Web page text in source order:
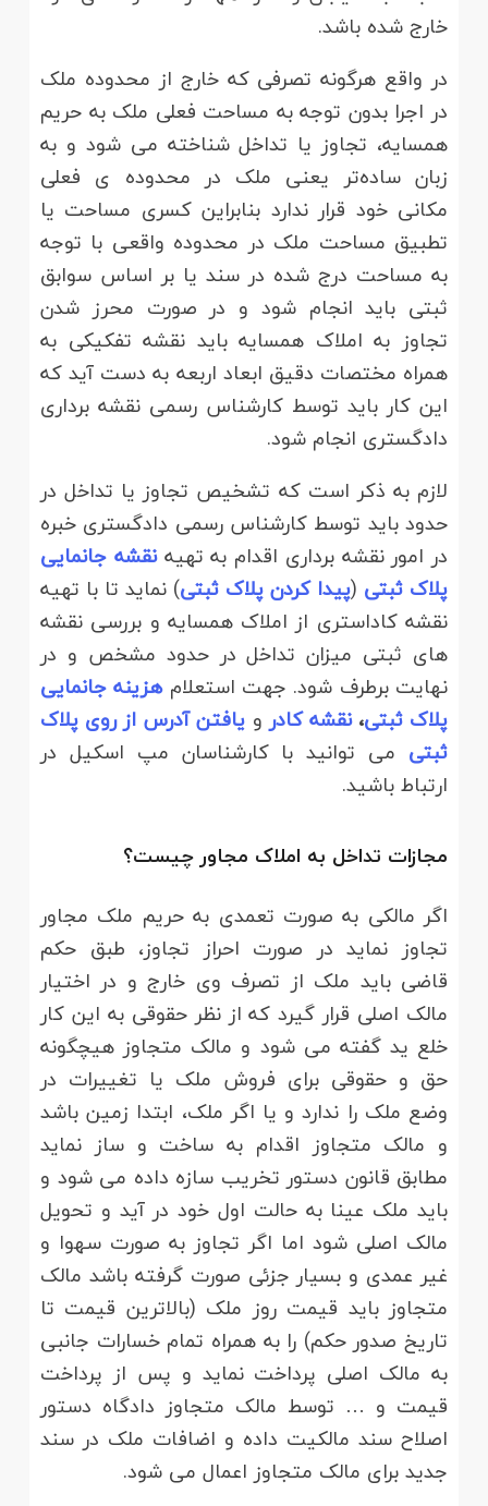
خارج شده باشد.
در واقع هرگونه تصرفی که خارج از محدوده ملک
در اجرا بدون توجه به مساحت فعلی ملک به حریم
همسایه، تجاوز یا تداخل شناخته می شود و به
زبان ساده‌تر یعنی ملک در محدوده ی فعلی
مکانی خود قرار ندارد بنابراین کسری مساحت یا
تطبیق مساحت ملک در محدوده واقعی با توجه
به مساحت درج شده در سند یا بر اساس سوابق
ثبتی باید انجام شود و در صورت محرز شدن
تجاوز به املاک همسایه باید نقشه تفکیکی به
همراه مختصات دقیق ابعاد اربعه به دست آید که
این کار باید توسط کارشناس رسمی نقشه برداری
دادگستری انجام شود.
لازم به ذکر است که تشخیص تجاوز یا تداخل در
حدود باید توسط کارشناس رسمی دادگستری خبره
در امور نقشه برداری اقدام به تهیهنقشه جانمایی
پلاک ثبتی (پیدا کردن پلاک ثبتی) نماید تا با تهیه
نقشه کاداستری از املاک همسایه و بررسی نقشه
های ثبتی میزان تداخل در حدود مشخص و در
نهایت برطرف شود. جهت استعلامهزینه جانمایی
پلاک ثبتی،نقشه کادرو یافتن آدرس از روی پلاک
ثبتی می توانید با کارشناسان مپ اسکیل در
ارتباط باشید.
مجازات تداخل به املاک مجاور چیست؟
اگر مالکی به صورت تعمدی به حریم ملک مجاور
تجاوز نماید در صورت احراز تجاوز، طبق حکم
قاضی باید ملک از تصرف وی خارج و در اختیار
مالک اصلی قرار گیرد که از نظر حقوقی به این کار
خلع ید گفته می شود و مالک متجاوز هیچگونه
حق و حقوقی برای فروش ملک یا تغییرات در
وضع ملک را ندارد و یا اگر ملک، ابتدا زمین باشد
و مالک متجاوز اقدام به ساخت و ساز نماید
مطابق قانون دستور تخریب سازه داده می شود و
باید ملک عینا به حالت اول خود در آید و تحویل
مالک اصلی شود اما اگر تجاوز به صورت سهوا و
غیر عمدی و بسیار جزئی صورت گرفته باشد مالک
متجاوز باید قیمت روز ملک (بالاترین قیمت تا
تاریخ صدور حکم) را به همراه تمام خسارات جانبی
به مالک اصلی پرداخت نماید و پس از پرداخت
قیمت و … توسط مالک متجاوز دادگاه دستور
اصلاح سند مالکیت داده و اضافات ملک در سند
جدید برای مالک متجاوز اعمال می شود.